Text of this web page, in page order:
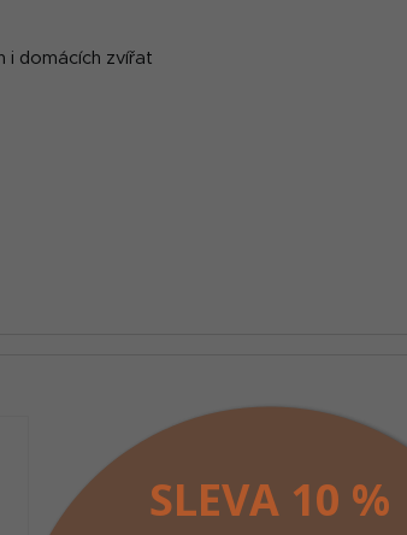
i domácích zvířat
SLEVA 10 %